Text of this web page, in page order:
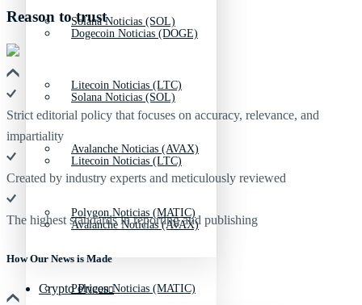
Solana Noticias (SOL)
Litecoin Noticias (LTC)
Avalanche Noticias (AVAX)
Polygon Noticias (MATIC)
Crypto Prices
Dogecoin Noticias (DOGE)
Solana Noticias (SOL)
Litecoin Noticias (LTC)
Avalanche Noticias (AVAX)
Polygon Noticias (MATIC)
Reason to trust
Strict editorial policy that focuses on accuracy, relevance, and
impartiality
Created by industry experts and meticulously reviewed
The highest standards in reporting and publishing
How Our News is Made